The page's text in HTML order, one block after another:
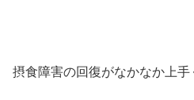
摂食障害の回復がなかなか上手